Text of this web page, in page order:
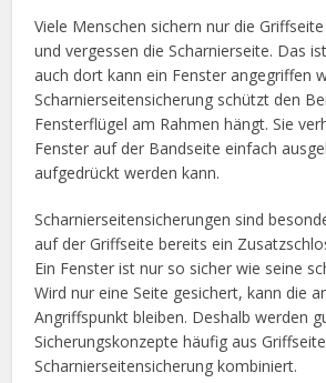
Viele Menschen sichern nur die
und vergessen die Scharnierseite. Das
auch dort kann ein Fenster angegriffen
Scharnierseitensicherung schützt den
Fensterflügel am Rahmen hängt. Sie
Fenster auf der Bandseite einfach
aufgedrückt werden kann.
Scharnierseitensicherungen sind
auf der Griffseite bereits ein
Ein Fenster ist nur so sicher wie seine
Wird nur eine Seite gesichert, kann die
Angriffspunkt bleiben. Deshalb werden
Sicherungskonzepte häufig aus
Scharnierseitensicherung kombiniert.